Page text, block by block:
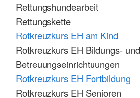
Rettungshundearbeit
Rettungskette
Rotkreuzkurs EH am Kind
Rotkreuzkurs EH Bildungs- und
Betreuungseinrichtuungen
Rotkreuzkurs EH Fortbildung
Rotkreuzkurs EH Senioren